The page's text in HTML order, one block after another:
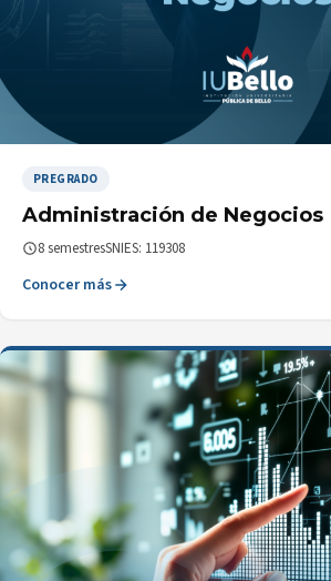
PREGRADO
Administración de Negocios
8 semestresSNIES: 119308
Conocer más